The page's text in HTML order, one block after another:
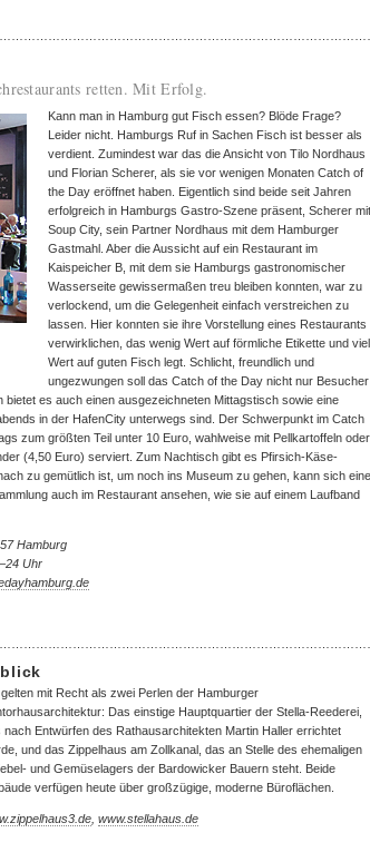
retten. Mit Erfolg.
Kann man in Hamburg gut Fisch essen? Blöde Frage?
Leider nicht. Hamburgs Ruf in Sachen Fisch ist besser als
verdient. Zumindest war das die Ansicht von Tilo Nordhaus
und Florian Scherer, als sie vor wenigen Monaten Catch of
the Day eröffnet haben. Eigentlich sind beide seit Jahren
erfolgreich in Hamburgs Gastro-Szene präsent, Scherer mit
Soup City, sein Partner Nordhaus mit dem Hamburger
Gastmahl. Aber die Aussicht auf ein Restaurant im
Kaispeicher B, mit dem sie Hamburgs gastronomischer
Wasserseite gewissermaßen treu bleiben konnten, war zu
verlockend, um die Gelegenheit einfach verstreichen zu
lassen. Hier konnten sie ihre Vorstellung eines Restaurants
verwirklichen, das wenig Wert auf förmliche Etikette und viel
Wert auf guten Fisch legt. Schlicht, freundlich und
ungezwungen soll das Catch of the Day nicht nur Besucher
es auch einen ausgezeichneten Mittagstisch sowie eine
in der HafenCity unterwegs sind. Der Schwerpunkt im Catch
zum größten Teil unter 10 Euro, wahlweise mit Pellkartoffeln oder
(4,50 Euro) serviert. Zum Nachtisch gibt es Pfirsich-Käse-
zu gemütlich ist, um noch ins Museum zu gehen, kann sich eine
auch im Restaurant ansehen, wie sie auf einem Laufband
Hamburg
Uhr
mit Recht als zwei Perlen der Hamburger
Das einstige Hauptquartier der Stella-Reederei,
nach Entwürfen des Rathausarchitekten Martin Haller errichtet
und das Zippelhaus am Zollkanal, das an Stelle des ehemaligen
und Gemüselagers der Bardowicker Bauern steht. Beide
verfügen heute über großzügige, moderne Büroflächen.
www.stellahaus.de